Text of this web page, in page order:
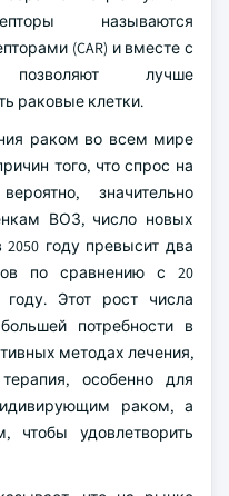
называются
(CAR) и вместе с
лучше
раковые клетки.
раком во всем мире
того, что спрос на
значительно
ВОЗ, число новых
году превысит два
по сравнению с 20
Этот рост числа
потребности в
методах лечения,
особенно для
раком, а
удовлетворить